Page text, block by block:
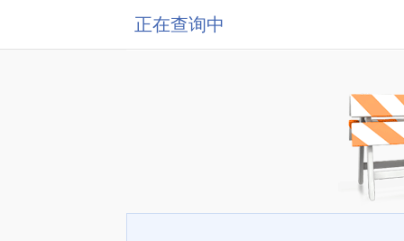
正在查询中